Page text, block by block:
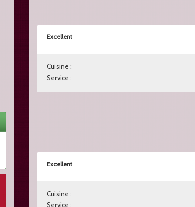
Excellent
Cuisine :
Service :
Excellent
Cuisine :
Service :